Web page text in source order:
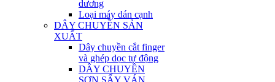
dương
Loại máy dán cạnh
DÂY CHUYỀN SẢN
XUẤT
Dây chuyền cắt finger
và ghép dọc tự động
DÂY CHUYỀN
SƠN SẤY VÁN